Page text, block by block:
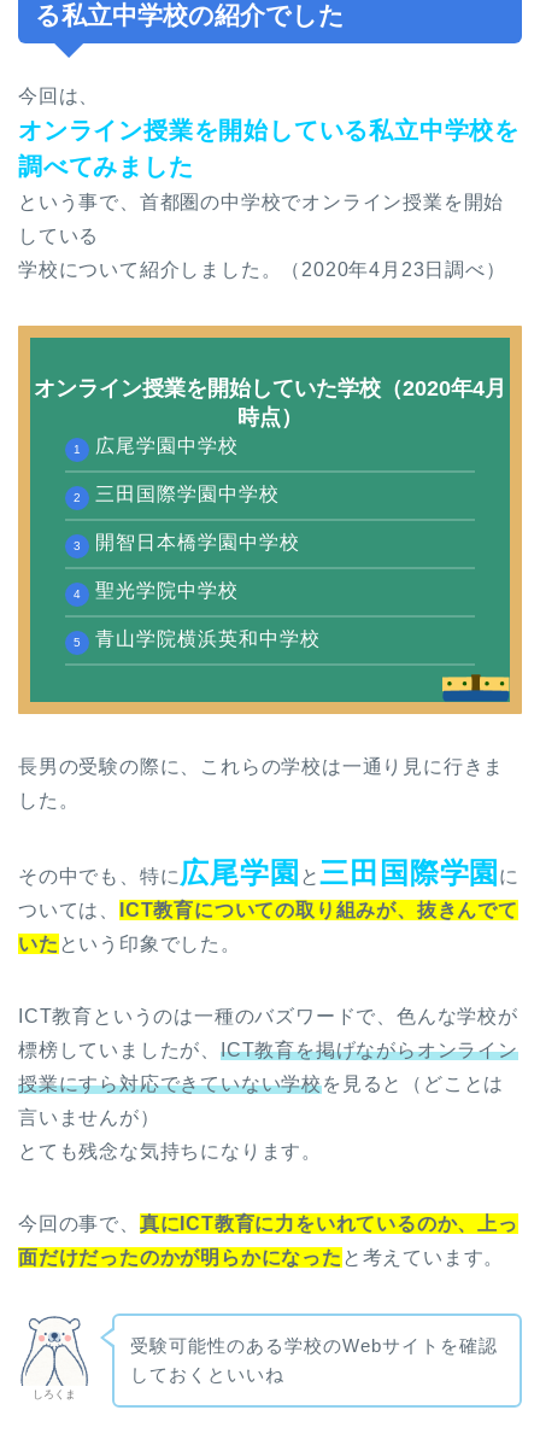
る私立中学校の紹介でした
今回は、
オンライン授業を開始している私立中学校を
調べてみました
という事で、首都圏の中学校でオンライン授業を開始
している
学校について紹介しました。（2020年4月23日調べ）
オンライン授業を開始していた学校（2020年4月
時点）
広尾学園中学校
三田国際学園中学校
開智日本橋学園中学校
聖光学院中学校
青山学院横浜英和中学校
長男の受験の際に、これらの学校は一通り見に行きま
した。
その中でも、特に 広尾学園 と三田国際学園 に
ついては、
ICT教育についての取り組みが、抜きんでて
いた という印象でした。
ICT教育というのは一種のバズワードで、色んな学校が
標榜していましたが、 ICT教育を掲げながらオンライン
授業にすら対応できていない学校を見ると（どことは
言いませんが）
とても残念な気持ちになります。
今回の事で、 真にICT教育に力をいれているのか、上っ
面だけだったのかが明らかになった と考えています。
しろくま
受験可能性のある学校のWebサイトを確認
しておくといいね